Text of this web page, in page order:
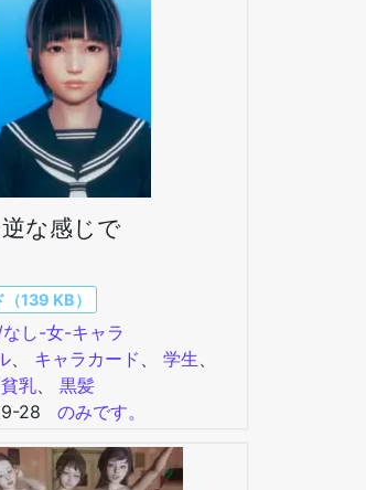
な感じで
139 KB）
し-女-キャラ
、 キャラカード 、 学生、
貧乳、 黒髪
28 のみです。